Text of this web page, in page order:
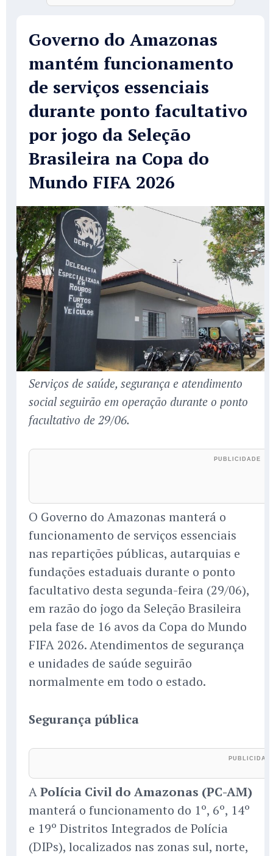
Governo do Amazonas
mantém funcionamento
de serviços essenciais
durante ponto facultativo
por jogo da Seleção
Brasileira na Copa do
Mundo FIFA 2026
Serviços de saúde, segurança e atendimento
social seguirão em operação durante o ponto
facultativo de 29/06.
O Governo do Amazonas manterá o
funcionamento de serviços essenciais
nas repartições públicas, autarquias e
fundações estaduais durante o ponto
facultativo desta segunda-feira (29/06),
em razão do jogo da Seleção Brasileira
pela fase de 16 avos da Copa do Mundo
FIFA 2026. Atendimentos de segurança
e unidades de saúde seguirão
normalmente em todo o estado.
Segurança pública
APolícia Civil do Amazonas (PC-AM)
manterá o funcionamento do 1º, 6º, 14º
e 19º Distritos Integrados de Polícia
(DIPs), localizados nas zonas sul, norte,